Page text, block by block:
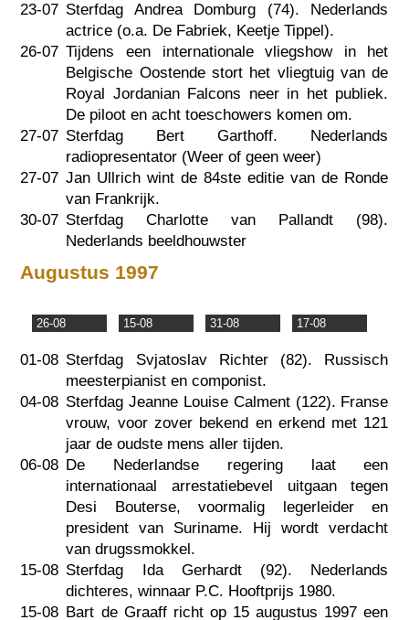
23-07 Sterfdag Andrea Domburg (74). Nederlands
actrice (o.a. De Fabriek, Keetje Tippel).
26-07 Tijdens een internationale vliegshow in het
Belgische Oostende stort het vliegtuig van de
Royal Jordanian Falcons neer in het publiek.
De piloot en acht toeschowers komen om.
27-07 Sterfdag Bert Garthoff. Nederlands
radiopresentator (Weer of geen weer)
27-07 Jan Ullrich wint de 84ste editie van de Ronde
van Frankrijk.
30-07 Sterfdag Charlotte van Pallandt (98).
Nederlands beeldhouwster
Augustus 1997
26-08 15-08 31-08 17-08
01-08 Sterfdag Svjatoslav Richter (82). Russisch
meesterpianist en componist.
04-08 Sterfdag Jeanne Louise Calment (122). Franse
vrouw, voor zover bekend en erkend met 121
jaar de oudste mens aller tijden.
06-08 De Nederlandse regering laat een
internationaal arrestatiebevel uitgaan tegen
Desi Bouterse, voormalig legerleider en
president van Suriname. Hij wordt verdacht
van drugssmokkel.
15-08 Sterfdag Ida Gerhardt (92). Nederlands
dichteres, winnaar P.C. Hooftprijs 1980.
15-08 Bart de Graaff richt op 15 augustus 1997 een